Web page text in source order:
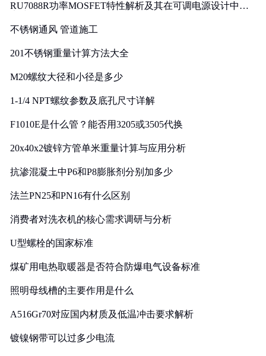
RU7088R功率MOSFET特性解析及其在可调电源设计中的
不锈钢通风 管道施工
201不锈钢重量计算方法大全
M20螺纹大径和小径是多少
1-1/4 NPT螺纹参数及底孔尺寸详解
F1010E是什么管？能否用3205或3505代换
20x40x2镀锌方管单米重量计算与应用分析
抗渗混凝土中P6和P8膨胀剂分别加多少
法兰PN25和PN16有什么区别
消费者对洗衣机的核心需求调研与分析
U型螺栓的国家标准
煤矿用电热取暖器是否符合防爆电气设备标准
照明母线槽的主要作用是什么
A516Gr70对应国内材质及低温冲击要求解析
镀镍钢带可以过多少电流